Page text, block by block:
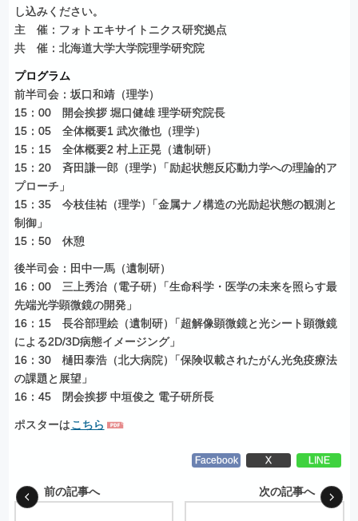
し込みください。
主 催：フォトエキサイトニクス研究拠点
共 催：北海道大学大学院理学研究院
プログラム
前半司会：坂口和靖（理学）
15：00 開会挨拶 堀口健雄 理学研究院長
15：05 全体概要1 武次徹也（理学）
15：15 全体概要2 村上正晃（遺制研）
15：20 斉田謙一郎（理学）
「励起状態反応動力学への理論的ア
プローチ」
15：35 今枝佳祐（理学）
「金属ナノ構造の光励起状態の観測と
制御」
15：50 休憩
後半司会：田中一馬（遺制研）
16：00 三上秀治（電子研）
「生命科学・医学の未来を照らす最
先端光学顕微鏡の開発」
16：15 長谷部理絵（遺制研）
「超解像顕微鏡と光シート顕微鏡
による2D/3D病態イメージング」
16：30 樋田泰浩（北大病院）
「保険収載されたがん光免疫療法
の課題と展望」
16：45 閉会挨拶 中垣俊之 電子研所長
ポスターはこちら
Facebook X LINE
前の記事へ 次の記事へ